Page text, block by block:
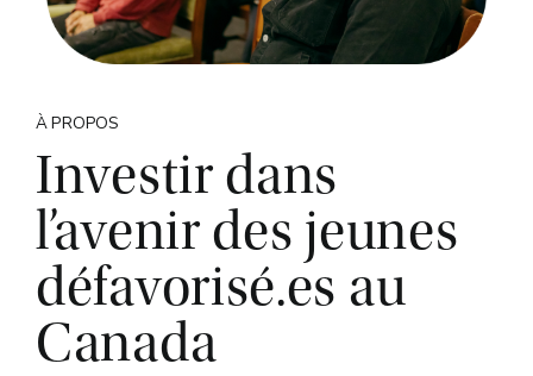
À PROPOS
Investir dans
l’avenir des jeunes
défavorisé.es au
Canada